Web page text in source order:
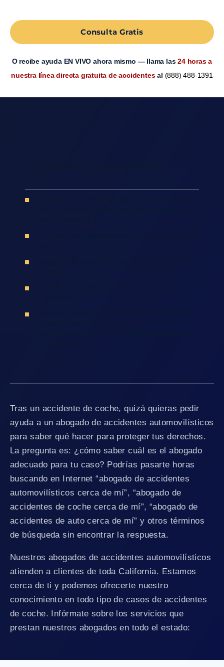
Consulta Gratis
O recibe ayuda EN VIVO ahora mismo — llama las24 horas a
nuestra línea directa gratuita de accidentesal (888) 488-1391
Tras un accidente de coche, quizá quieras pedir
ayuda a un abogado de accidentes automovilísticos
para saber qué hacer para proteger tus derechos.
La pregunta es: ¿cómo saber cuál es el abogado
adecuado para tu caso? Podrías pasarte horas
buscando en Internet “abogado de accidentes
automovilísticos cerca de mí”, “abogado de
accidentes de coche cerca de mí”, “abogado de
accidentes de auto cerca de mí” y otros términos
de búsqueda sin encontrar la respuesta.
Nuestros abogados de accidentes automovilísticos
atienden a clientes de toda California. Estamos
cerca de ti y podemos ofrecerte nuestro
conocimiento en todo tipo de casos de accidentes
de coche. Infórmate sobre los servicios que
prestan nuestros abogados en todo el estado: